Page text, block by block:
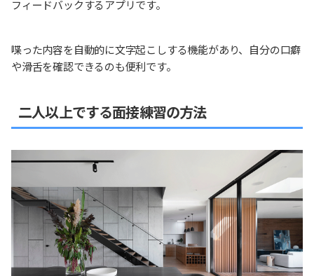
フィードバックするアプリです。
喋った内容を自動的に文字起こしする機能があり、自分の口癖
や滑舌を確認できるのも便利です。
二人以上でする面接練習の方法